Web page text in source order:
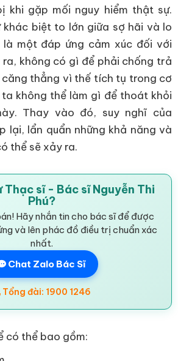
khi gặp mối nguy hiểm thật sự.
khác biệt to lớn giữa sợ hãi và lo
một đáp ứng cảm xúc đối với
không có gì để phải chống trả
căng thẳng vì thế tích tụ trong cơ
không thể làm gì để thoát khỏi
Thay vào đó, suy nghĩ của
lại, lẩn quẩn những khả năng và
thể sẽ xảy ra.
Thạc sĩ - Bác sĩ Nguyễn Thi
Phú?
Hãy nhắn tin cho bác sĩ để được
và lên phác đồ điều trị chuẩn xác
nhất.
Chat Zalo Bác Sĩ
Tổng đài: 1900 1246
có thể bao gồm: